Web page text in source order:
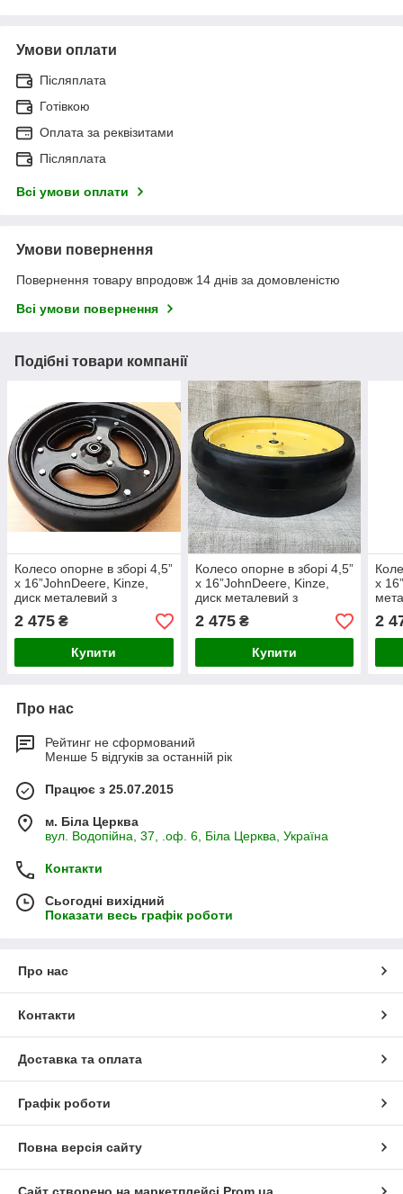
Умови оплати
Післяплата
Готівкою
Оплата за реквізитами
Післяплата
Всі умови оплати
Умови повернення
Повернення товару впродовж 14 днів за домовленістю
Всі умови повернення
Подібні товари компанії
Колесо опорне в зборі 4,5”
x 16”JohnDeere, Kinze,
диск металевий з
підш.885154
2 475 ₴
Купити
Колесо опорне в зборі 4,5”
x 16”JohnDeere, Kinze,
диск металевий з
підш.885152
2 475₴
Купити
x
2
Про нас
Рейтинг не сформований
Менше 5 відгуків за останній рік
Працює з 25.07.2015
м. Біла Церква
вул. Водопійна, 37, .оф. 6, Біла Церква, Україна
Контакти
Сьогодні вихідний
Показати весь графік роботи
Про нас
Контакти
Доставка та оплата
Графік роботи
Повна версія сайту